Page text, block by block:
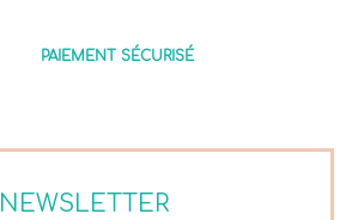
NEWSLETTER
PAIEMENT SÉCURISÉ